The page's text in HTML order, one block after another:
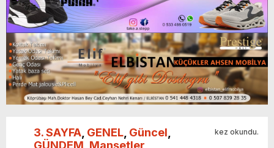
3. SAYFA GENEL Güncel
GÜNDEM Manşetler
kez okundu.